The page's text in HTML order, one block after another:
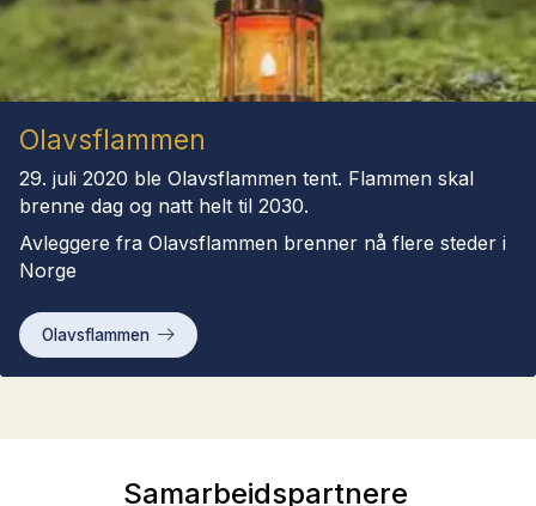
Olavsflammen
29. juli 2020 ble Olavsflammen tent. Flammen skal
brenne dag og natt helt til 2030.
Avleggere fra Olavsflammen brenner nå flere steder i
Norge
Olavsflammen
Samarbeidspartnere